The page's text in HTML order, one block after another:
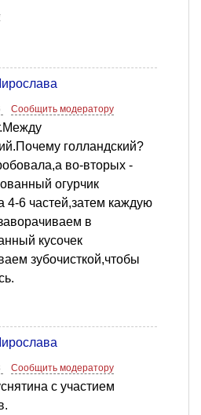
Сообщить модератору
голландский?
во-вторых -
огурчик
4-6 частей,затем каждую
в
кусочек
зубочисткой,чтобы
Сообщить модератору
с участием